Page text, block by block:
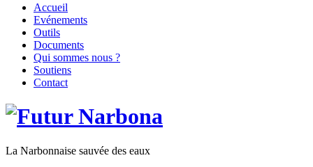
Accueil
Evénements
Outils
Documents
Qui sommes nous ?
Soutiens
Contact
La Narbonnaise sauvée des eaux